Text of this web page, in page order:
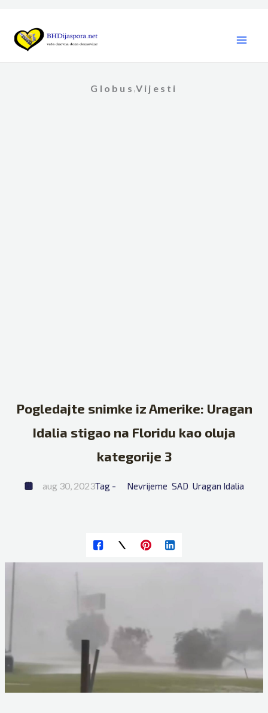
content
Globus ,Vijesti
Pogledajte snimke iz Amerike: Uragan
Idalia stigao na Floridu kao oluja
kategorije 3
aug 30, 2023Tag - Nevrijeme SAD Uragan Idalia